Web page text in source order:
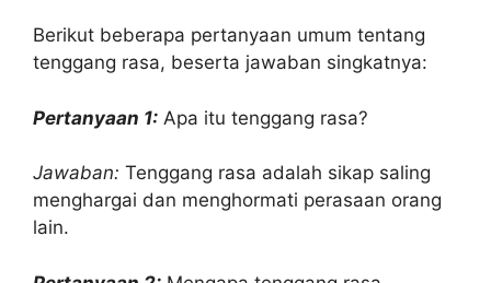
Berikut beberapa pertanyaan umum tentang
tenggang rasa, beserta jawaban singkatnya:
Pertanyaan 1: Apa itu tenggang rasa?
Jawaban: Tenggang rasa adalah sikap saling
menghargai dan menghormati perasaan orang
lain.